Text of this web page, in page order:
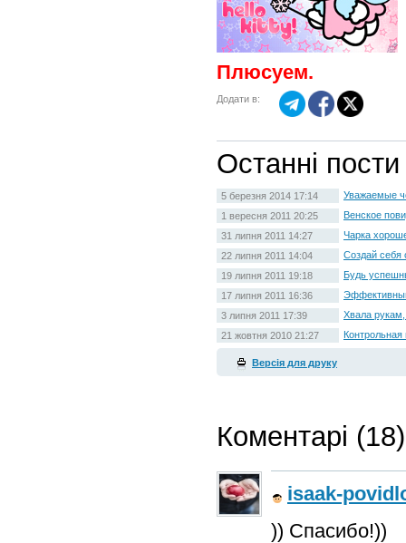
Плюсуем.
Додати в:
Останні
5 березня 2014 17:14
Уважаемые
1 вересня 2011 20:25
Венское
31 липня 2011 14:27
Чарка
22 липня 2011 14:04
Создай
19 липня 2011 19:18
Будь
17 липня 2011 16:36
3 липня 2011 17:39
Хвала
21 жовтня 2010 21:27
Контрольная
Версія для друку
Коментарі (18)
isaak-
)) Спасибо!))